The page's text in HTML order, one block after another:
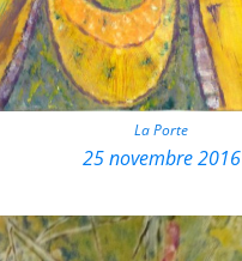
La Porte
25 novembre 2016